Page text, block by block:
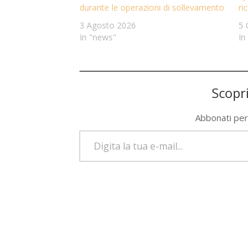
durante le operazioni di sollevamento
3 Agosto 2026
In "news"
5
Abbonati
Digita la tua e-mail...